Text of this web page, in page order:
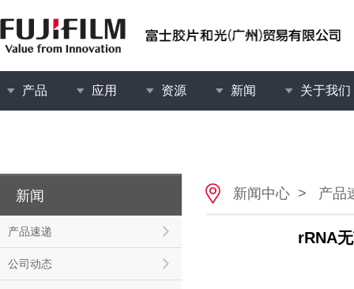
产品 应用 资源 新闻 关于我们
新闻
产品速递
公司动态
新闻中心 > 产品
rRNA